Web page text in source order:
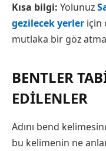
Kısa bilgi: Yolunuz
gezilecek yerler için
mutlaka bir göz
BENTLER
EDILENLER
Adını bend
bu kelimenin ne